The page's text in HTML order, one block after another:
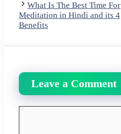
What Is The Best Time For
Meditation in Hindi and its 4
Benefits
Leave a Comment